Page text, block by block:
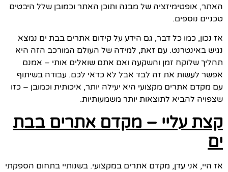
האתר, אופטימיזציה של מבנה ותוכן האתר וכמובן שלל היבטים
טכניים נוספים.
אז נכון, כמו כל דבר, גם הידע על קידום אתרים בבת ים נמצא
נגיש באינטרנט. עם זאת, למידה של העולם המורכב הזה היא
תהליך שלוקח זמן והשקעה ואם אתם שואלים אותי – אמנם
אפשר לעשות את זה לבד אבל לא כדאי לכם. עבודה בשיתוף
עם מקדם אתרים מקצועי היא יעילה יותר, איכותית וכמובן – כזו
שצפויה להביא לתוצאות יותר משמעותיות.
קצת עליי – מקדם אתרים בבת
ים
אז היי, אני עדן, מקדם אתרים במקצועי. בשנותיי בתחום הספקתי